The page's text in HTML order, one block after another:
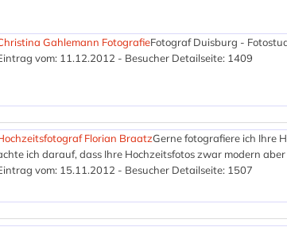
Gahlemann FotografieFotograf Duisburg -
vom: 11.12.2012 - Besucher Detailseite: 1409
Florian BraatzGerne fotografiere ich Ihre
ich darauf, dass Ihre Hochzeitsfotos zwar modern
vom: 15.11.2012 - Besucher Detailseite: 1507